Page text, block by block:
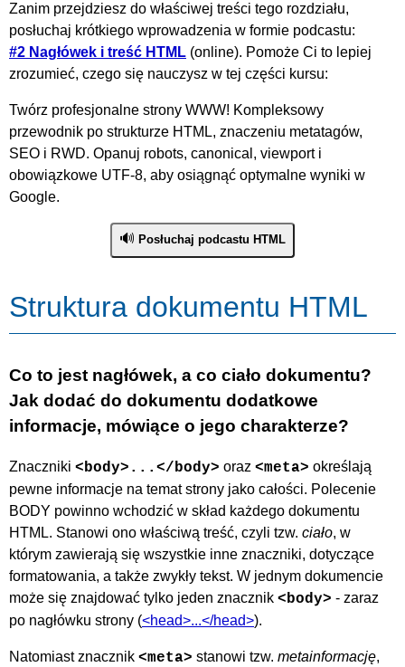
Zanim przejdziesz do właściwej treści tego rozdziału,
posłuchaj krótkiego wprowadzenia w formie podcastu:
#2 Nagłówek i treść HTML (online). Pomoże Ci to lepiej
zrozumieć, czego się nauczysz w tej części kursu:
Twórz profesjonalne strony WWW! Kompleksowy
przewodnik po strukturze HTML, znaczeniu metatagów,
SEO i RWD. Opanuj robots, canonical, viewport i
obowiązkowe UTF-8, aby osiągnąć optymalne wyniki w
Google.
🔊 Posłuchaj podcastu HTML
Struktura dokumentu HTML
Co to jest nagłówek, a co ciało dokumentu?
Jak dodać do dokumentu dodatkowe
informacje, mówiące o jego charakterze?
Znaczniki <body>...</body> oraz <meta> określają
pewne informacje na temat strony jako całości. Polecenie
BODY powinno wchodzić w skład każdego dokumentu
HTML. Stanowi ono właściwą treść, czyli tzw. ciało, w
którym zawierają się wszystkie inne znaczniki, dotyczące
formatowania, a także zwykły tekst. W jednym dokumencie
może się znajdować tylko jeden znacznik <body> - zaraz
po nagłówku strony (<head>...</head>).
Natomiast znacznik <meta> stanowi tzw. metainformację,